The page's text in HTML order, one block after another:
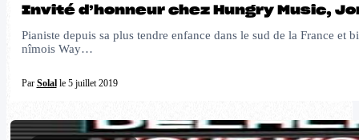
Invité d’honneur chez Hungry Music,
Pianiste depuis sa plus tendre enfance dans le sud de la France
nîmois Way…
Par Solalle 5 juillet 2019